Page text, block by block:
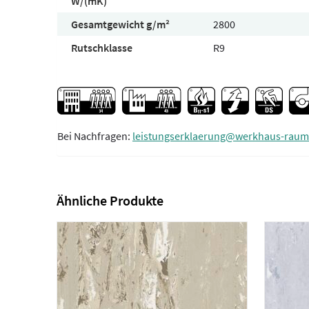
Gesamtgewicht g/m²
2800
Rutschklasse
R9
Bei Nachfragen: leistungserklaerung@werkhaus-
Ähnliche Produkte